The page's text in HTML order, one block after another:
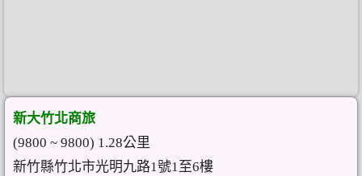
新大竹北商旅
(9800 ~ 9800) 1.28公里
新竹縣竹北市光明九路1號1至6樓